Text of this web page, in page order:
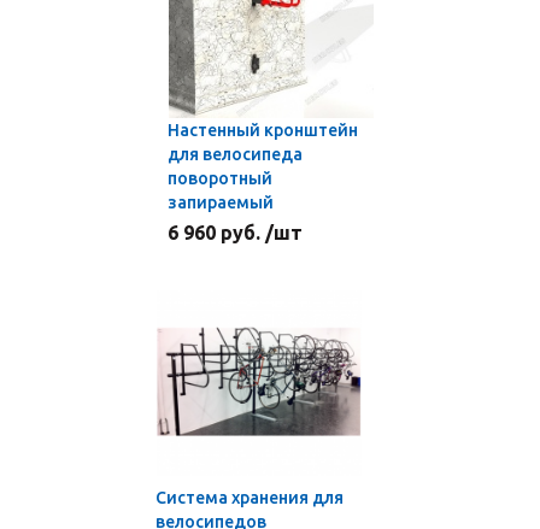
Настенный кронштейн
для велосипеда
поворотный
запираемый
6 960 руб. /шт
Система хранения для
велосипедов